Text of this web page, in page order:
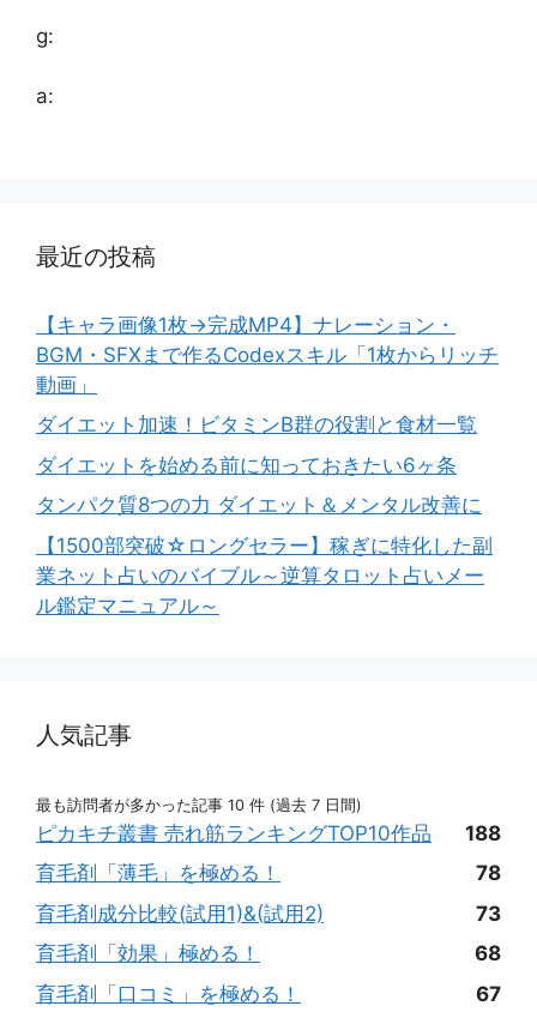
g:
a:
最近の投稿
【キャラ画像1枚→完成MP4】ナレーション・
BGM・SFXまで作るCodexスキル「1枚からリッチ
動画」
ダイエット加速！ビタミンB群の役割と食材一覧
ダイエットを始める前に知っておきたい6ヶ条
タンパク質8つの力 ダイエット＆メンタル改善に
【1500部突破☆ロングセラー】稼ぎに特化した副
業ネット占いのバイブル～逆算タロット占いメー
ル鑑定マニュアル～
人気記事
最も訪問者が多かった記事 10 件 (過去 7 日間)
ピカキチ叢書 売れ筋ランキングTOP10作品
188
育毛剤「薄毛」を極める！
78
育毛剤成分比較(試用1)&(試用2)
73
育毛剤「効果」極める！
68
育毛剤「口コミ」を極める！
67